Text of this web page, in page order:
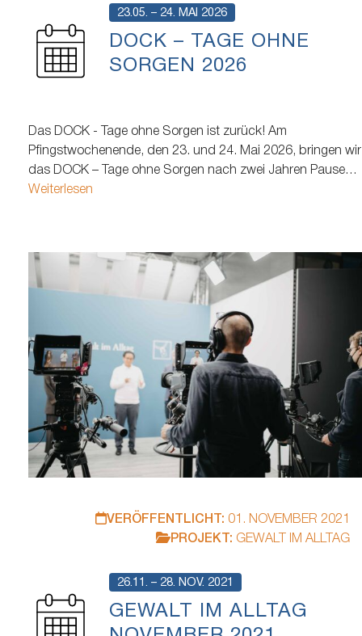
DOCK – TAGE OHNE
SORGEN 2026
23.05. – 24. MAI 2026
Das DOCK - Tage ohne Sorgen ist zurück! Am
Pfingstwochenende, den 23. und 24. Mai 2026, bringen wir
das DOCK – Tage ohne Sorgen nach zwei Jahren Pause
endlich zurück ans Cruise Center Baakenhöft in der
Weiterlesen
VERÖFFENTLICHT: 01. NOVEMBER 2021
PROJEKT: GEWALT IM ALLTAG
GEWALT IM ALLTAG
26.11. – 28. NOV. 2021